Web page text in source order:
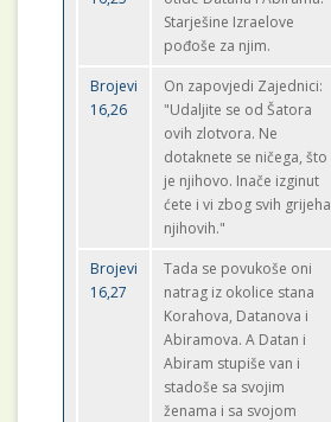
Starješine Izraelove
pođoše za njim.
Brojevi
16,26
On zapovjedi Zajednici:
"Udaljite se od Šatora
ovih zlotvora. Ne
dotaknete se ničega, što
je njihovo. Inače izginut
ćete i vi zbog svih grijeha
njihovih."
Brojevi
16,27
Tada se povukoše oni
natrag iz okolice stana
Korahova, Datanova i
Abiramova. A Datan i
Abiram stupiše van i
stadoše sa svojim
ženama i sa svojom